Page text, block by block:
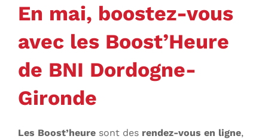
En mai, boostez-vous
avec les Boost’Heure
de BNI Dordogne-
Gironde
Les Boost’heuresont des rendez-vous en ligne,